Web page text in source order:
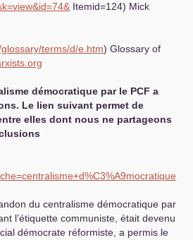
Itemid=124) Mick
terms/d/e.htm) Glossary of
démocratique par le PCF a
Le lien suivant permet de
elles dont nous ne partageons
du centralisme démocratique par
l’étiquette communiste, était devenu
démocrate réformiste, a permis le